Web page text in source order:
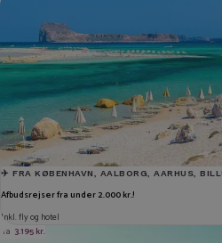
✈️ FRA KØBENHAVN, AALBORG, AARHUS,
Afbudsrejser fra under 2.000 kr.!
Inkl. fly og hotel
fra 3.195 kr.